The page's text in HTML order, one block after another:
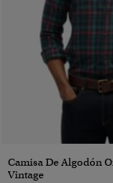
Camisa De Algodón
Vintage